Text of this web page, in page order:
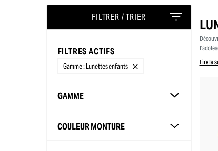
FILTRER / TRIER
FILTRES ACTIFS
Gamme : Lunettes enfants
GAMME
COULEUR MONTURE
Lire la